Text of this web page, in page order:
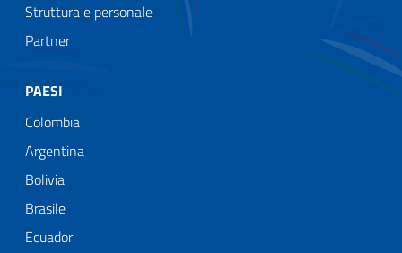
Struttura e personale
Partner
PAESI
Colombia
Argentina
Bolivia
Brasile
Ecuador